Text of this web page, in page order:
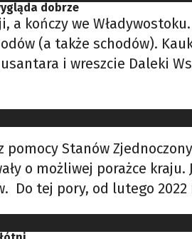
dobrze
kończy we
(a także schodów).
i wreszcie Daleki
pomocy Stanów
o możliwej porażce
tej pory, od lutego 2022